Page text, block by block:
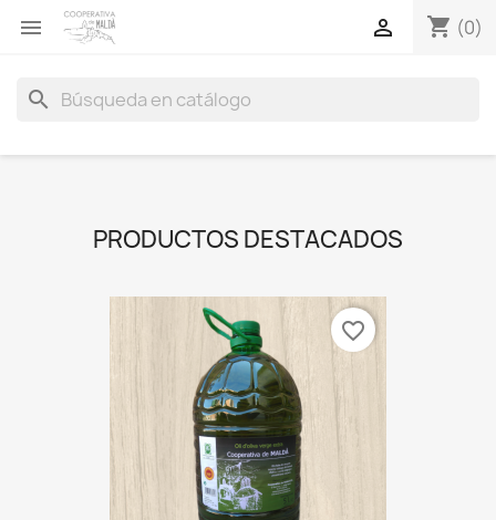
 shopping_cart (0)

search
PRODUCTOS DESTACADOS
favorite_border